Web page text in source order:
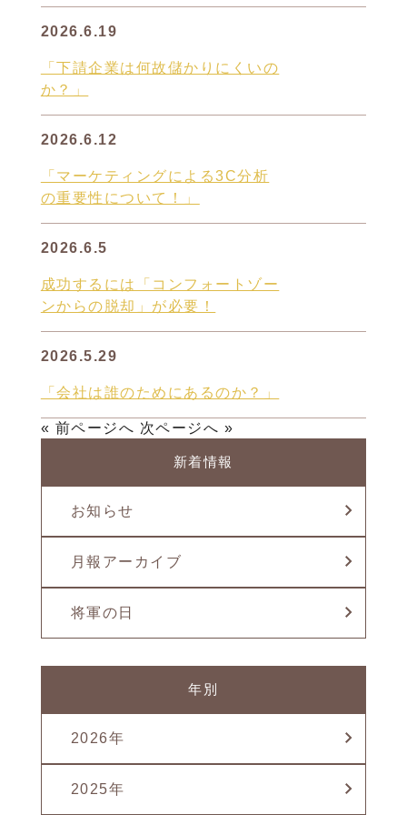
新着情報
お知らせ
月報アーカイブ
将軍の日
年別
2026年
2025年
2026.6.19
「下請企業は何故儲かりにくいの
か？」
2026.6.12
「マーケティングによる3C分析
の重要性について！」
2026.6.5
成功するには「コンフォートゾー
ンからの脱却」が必要！
2026.5.29
「会社は誰のためにあるのか？」
« 前ページへ 次ページへ »